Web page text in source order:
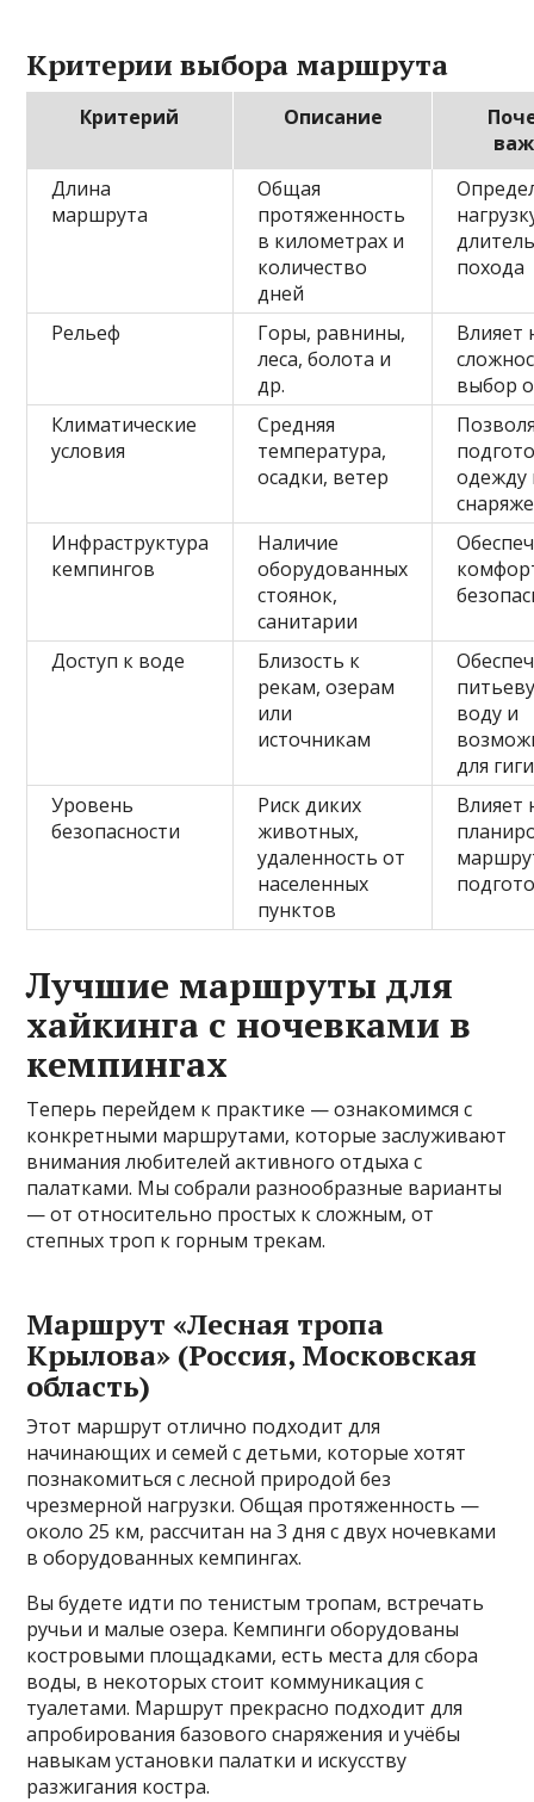
Критерии выбора маршрута
Критерий Описание
Длина
маршрута
Общая
протяженность
в километрах и
количество
дней
похода
Рельеф
Горы, равнины,
леса, болота и
др.
Влияет
выбор
Климатические
условия
Средняя
температура,
осадки, ветер
одежду
Инфраструктура
кемпингов
Наличие
оборудованных
стоянок,
санитарии
Доступ к воде
Близость к
рекам, озерам
или
источникам
воду и
для
Уровень
безопасности
Риск диких
животных,
удаленность от
населенных
пунктов
Влияет
Лучшие маршруты для
хайкинга с ночевками в
кемпингах
Теперь перейдем к практике — ознакомимся с
конкретными маршрутами, которые заслуживают
внимания любителей активного отдыха с
палатками. Мы собрали разнообразные варианты
— от относительно простых к сложным, от
степных троп к горным трекам.
Маршрут «Лесная тропа
Крылова» (Россия, Московская
область)
Этот маршрут отлично подходит для
начинающих и семей с детьми, которые хотят
познакомиться с лесной природой без
чрезмерной нагрузки. Общая протяженность —
около 25 км, рассчитан на 3 дня с двух ночевками
в оборудованных кемпингах.
Вы будете идти по тенистым тропам, встречать
ручьи и малые озера. Кемпинги оборудованы
костровыми площадками, есть места для сбора
воды, в некоторых стоит коммуникация с
туалетами. Маршрут прекрасно подходит для
апробирования базового снаряжения и учёбы
навыкам установки палатки и искусству
разжигания костра.